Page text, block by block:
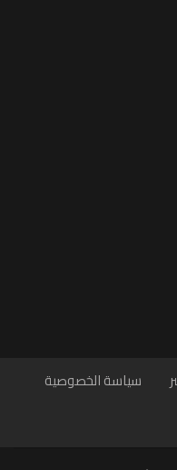
سياسة الخصوصية